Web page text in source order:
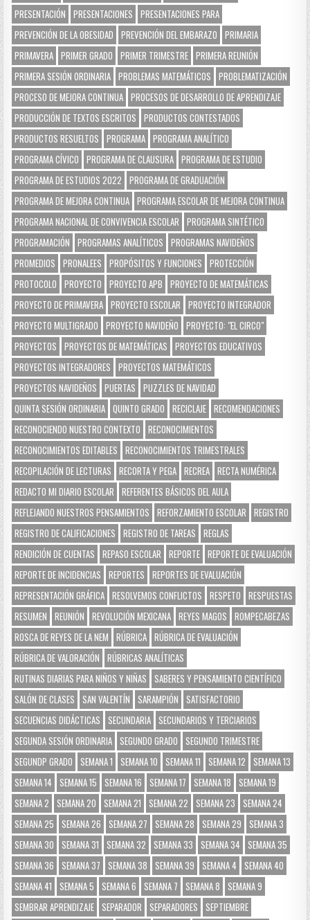
PRESENTACIÓN
PRESENTACIONES
PRESENTACIONES PARA
PREVENCIÓN DE LA OBESIDAD
PREVENCIÓN DEL EMBARAZO
PRIMARIA
PRIMAVERA PRIMER GRADO PRIMER TRIMESTRE PRIMERA REUNIÓN
PRIMERA SESIÓN ORDINARIA PROBLEMAS MATEMÁTICOS
PROBLEMATIZACIÓN
PROCESO DE MEJORA CONTINUA PROCESOS DE DESARROLLO DE APRENDIZAJE
PRODUCCIÓN DE TEXTOS ESCRITOS
PRODUCTOS CONTESTADOS
PRODUCTOS RESUELTOS
PROGRAMA PROGRAMA ANALÍTICO
PROGRAMA CÍVICO
PROGRAMA DE CLAUSURA PROGRAMA DE ESTUDIO
PROGRAMA DE ESTUDIOS 2022
PROGRAMA DE GRADUACIÓN
PROGRAMA DE MEJORA CONTINUA PROGRAMA ESCOLAR DE MEJORA CONTINUA
PROGRAMA NACIONAL DE CONVIVENCIA ESCOLAR
PROGRAMA SINTÉTICO
PROGRAMACIÓN
PROGRAMAS ANALÍTICOS
PROGRAMAS NAVIDEÑOS
PROMEDIOS
PRONALEES PROPÓSITOS Y FUNCIONES
PROTECCIÓN
PROTOCOLO
PROYECTO PROYECTO APB
PROYECTO DE MATEMÁTICAS
PROYECTO DE PRIMAVERA PROYECTO ESCOLAR
PROYECTO INTEGRADOR
PROYECTO MULTIGRADO
PROYECTO NAVIDEÑO
PROYECTO: "EL CIRCO"
PROYECTOS
PROYECTOS DE MATEMÁTICAS
PROYECTOS EDUCATIVOS
PROYECTOS INTEGRADORES
PROYECTOS MATEMÁTICOS
PROYECTOS NAVIDEÑOS
PUERTAS
PUZZLES DE NAVIDAD
QUINTA SESIÓN ORDINARIA QUINTO GRADO RECICLAJE RECOMENDACIONES
RECONOCIENDO NUESTRO CONTEXTO
RECONOCIMIENTOS
RECONOCIMIENTOS EDITABLES
RECONOCIMIENTOS TRIMESTRALES
RECOPILACIÓN DE LECTURAS
RECORTA Y PEGA RECREA RECTA NUMÉRICA
REDACTO MI DIARIO ESCOLAR
REFERENTES BÁSICOS DEL AULA
REFLEJANDO NUESTROS PENSAMIENTOS
REFORZAMIENTO ESCOLAR
REGISTRO
REGISTRO DE CALIFICACIONES
REGISTRO DE TAREAS
REGLAS
RENDICIÓN DE CUENTAS
REPASO ESCOLAR REPORTE REPORTE DE EVALUACIÓN
REPORTE DE INCIDENCIAS
REPORTES
REPORTES DE EVALUACIÓN
REPRESENTACIÓN GRÁFICA RESOLVEMOS CONFLICTOS RESPETO
RESPUESTAS
RESUMEN
REUNIÓN REVOLUCIÓN MEXICANA REYES MAGOS
ROMPECABEZAS
ROSCA DE REYES DE LA NEM
RÚBRICA RÚBRICA DE EVALUACIÓN
RÚBRICA DE VALORACIÓN
RÚBRICAS ANALÍTICAS
RUTINAS DIARIAS PARA NIÑOS Y NIÑAS
SABERES Y PENSAMIENTO CIENTÍFICO
SALÓN DE CLASES
SAN VALENTÍN SARAMPIÓN
SATISFACTORIO
SECUENCIAS DIDÁCTICAS
SECUNDARIA SECUNDARIOS Y TERCIARIOS
SEGUNDA SESIÓN ORDINARIA SEGUNDO GRADO
SEGUNDO TRIMESTRE
SEGUNDP GRADO
SEMANA 1 SEMANA 10 SEMANA 11 SEMANA 12
SEMANA 13
SEMANA 14
SEMANA 15 SEMANA 16 SEMANA 17 SEMANA 18
SEMANA 19
SEMANA 2
SEMANA 20 SEMANA 21 SEMANA 22 SEMANA 23
SEMANA 24
SEMANA 25
SEMANA 26 SEMANA 27 SEMANA 28 SEMANA 29
SEMANA 3
SEMANA 30
SEMANA 31 SEMANA 32 SEMANA 33 SEMANA 34
SEMANA 35
SEMANA 36
SEMANA 37 SEMANA 38 SEMANA 39 SEMANA 4
SEMANA 40
SEMANA 41
SEMANA 5 SEMANA 6 SEMANA 7 SEMANA 8
SEMANA 9
SEMBRAR APRENDIZAJE SEPARADOR SEPARADORES
SEPTIEMBRE